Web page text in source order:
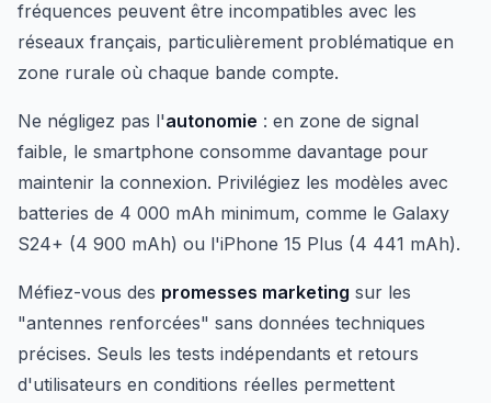
fréquences peuvent être incompatibles avec les
réseaux français, particulièrement problématique en
zone rurale où chaque bande compte.
Ne négligez pas l'autonomie : en zone de signal
faible, le smartphone consomme davantage pour
maintenir la connexion. Privilégiez les modèles avec
batteries de 4 000 mAh minimum, comme le Galaxy
S24+ (4 900 mAh) ou l'iPhone 15 Plus (4 441 mAh).
Méfiez-vous des promesses marketing sur les
"antennes renforcées" sans données techniques
précises. Seuls les tests indépendants et retours
d'utilisateurs en conditions réelles permettent